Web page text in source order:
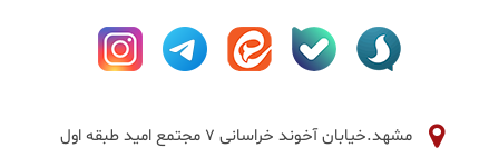
مشهد.خیابان آخوند خراسانی 7 مجتمع امید طبقه اول